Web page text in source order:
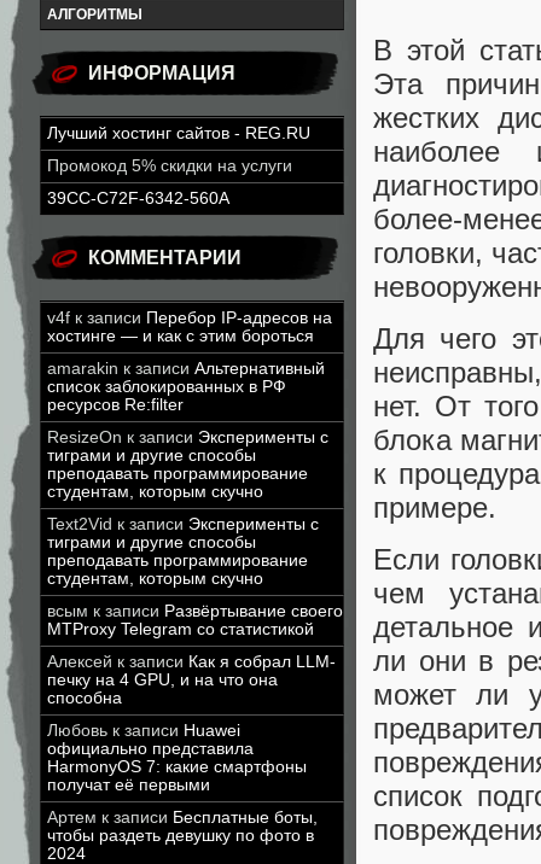
АЛГОРИТМЫ
ИНФОРМАЦИЯ
Лучший хостинг сайтов - REG.RU
Промокод 5% скидки на услуги
39CC-C72F-6342-560A
КОММЕНТАРИИ
v4f к записи Перебор IP-адресов на
хостинге — и как с этим бороться
amarakin к записи Альтернативный
список заблокированных в РФ
ресурсов Re:filter
ResizeOn к записи Эксперименты с
тиграми и другие способы
преподавать программирование
студентам, которым скучно
Text2Vid к записи Эксперименты с
тиграми и другие способы
преподавать программирование
студентам, которым скучно
всым к записи Развёртывание своего
MTProxy Telegram со статистикой
Алексей к записи Как я собрал LLM-
печку на 4 GPU, и на что она
способна
Любовь к записи Huawei
официально представила
HarmonyOS 7: какие смартфоны
получат её первыми
Артем к записи Бесплатные боты,
чтобы раздеть девушку по фото в
2024
В этой
Эта
жестких
наиболее
более-
головки,
Для чего
нет. От
блока
к
примере.
Если
чем
детальное
ли они в
может ли
список